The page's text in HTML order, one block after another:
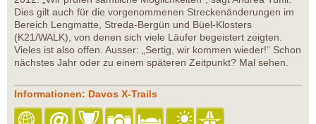
Dies gilt auch für die vorgenommenen Streckenänderungen im
Bereich Lengmatte, Streda-Bergün und Büel-Klosters
(K21/WALK), von denen sich viele Läufer begeistert zeigten.
Vieles ist also offen. Ausser: „Sertig, wir kommen wieder!“ Schon
nächstes Jahr oder zu einem späteren Zeitpunkt? Mal sehen.
Informationen: Davos X-Trails